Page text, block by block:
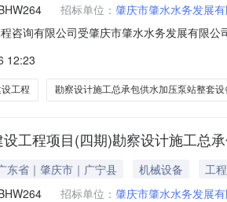
招标单位： 肇庆市肇水水务发展
咨询有限公司受肇庆市肇水水务发展有限
三、招标方式：公开招标四、评审信
中华人
12:23
工程 勘察设计施工总承包供水加压泵站整套设
工程项目(四期)勘察设计施工总
东省｜肇庆市｜广宁县 机械设备
工程
招标单位： 肇庆市肇水水务发展